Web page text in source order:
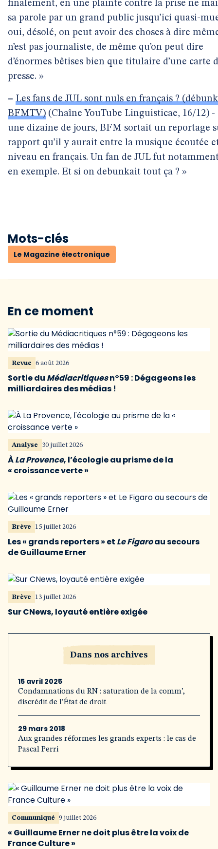
finalement, en une plainte contre la prise ne
sa parole par un grand public jusqu’ici quasi-
oui, désolé, on peut avoir des choses à dire
n’est pas journaliste, de même qu’on peut dire
d’énormes bêtises bien que titulaire d’une carte
presse. »
– Les fans de JUL sont nuls en français ?
BFMTV) (Chaîne YouTube Linguisticae, 16/12) -
une dizaine de jours, BFM sortait un reportage
rapport qu’il y aurait entre la musique écoutée
niveau en français. Un fan de JUL fut
en exemple. Et si on debunkait tout ça ? »
Mots-clés
Le Magazine électronique
En ce moment
Revue 6 août 2026
Sortie du Médiacritiquesn°59 : Dégageons les
milliardaires des médias !
Analyse 30 juillet 2026
ÀLa Provence, l’écologie au prisme de la
« croissance verte »
Brève 15 juillet 2026
Les « grands reporters » et Le Figaroau secours
de Guillaume Erner
Brève 13 juillet 2026
Sur CNews, loyauté entière exigée
Dans nos archives
15 avril 2025
Condamnations du RN : saturation de la comm’,
discrédit de l’État de droit
29 mars 2018
Aux grandes réformes les grands experts : le cas de
Pascal Perri
Communiqué 9 juillet 2026
« Guillaume Erner ne doit plus être la voix de
France Culture »